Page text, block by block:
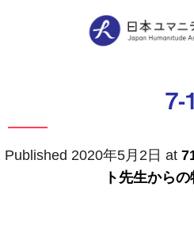
7-1
Published 2020年5月2日 at
ト先生から